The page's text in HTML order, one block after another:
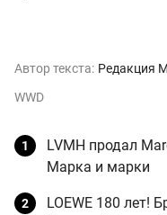
Автор текста: Редакция
WWD
LVMH продал
Марка и марки
LOEWE 180 лет!